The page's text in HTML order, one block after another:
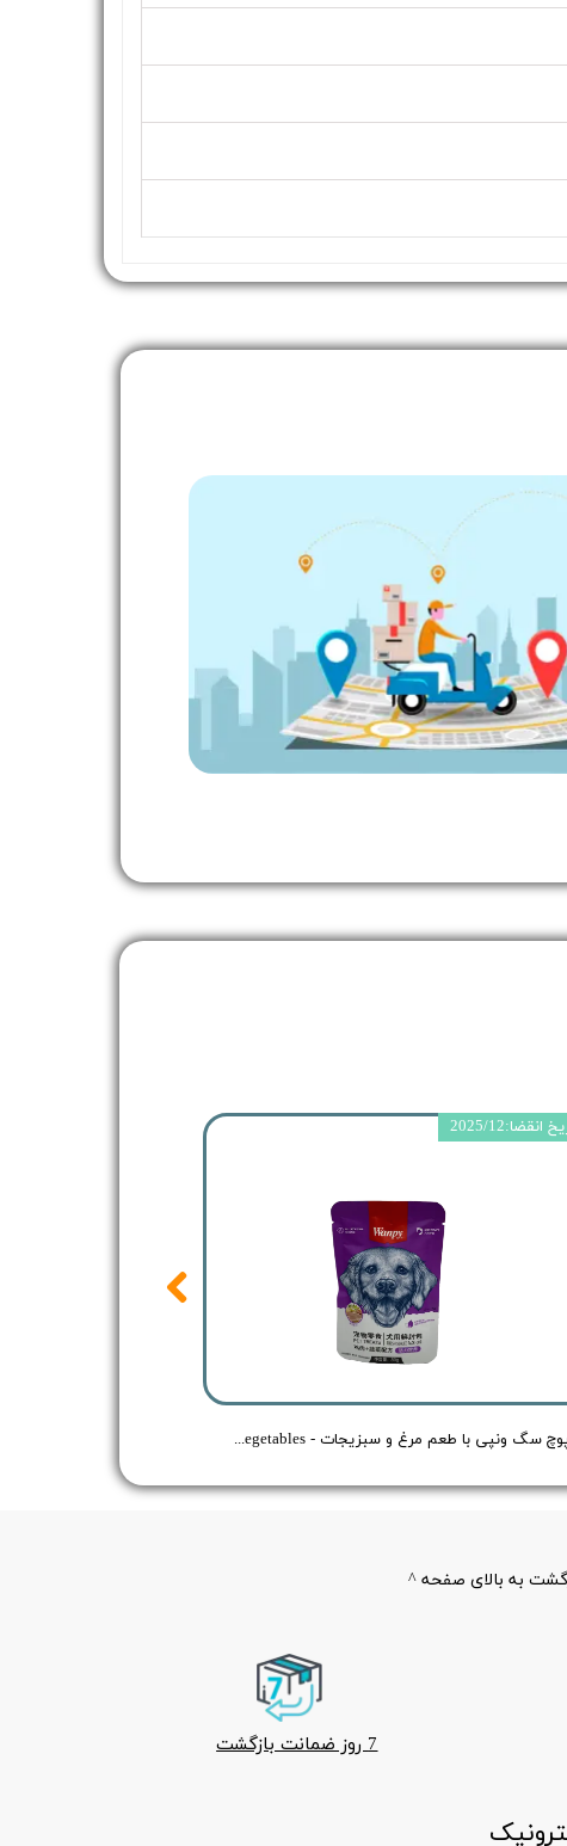
پوچ سگ ونپی با طعم مرغ و سبزیجات - Wanpy Dog Treat Chicken & Vegetables - وزن 80 گرم
انقضا:2025/12
7 روز ضمانت بازگشت
به بالای صفحه ^